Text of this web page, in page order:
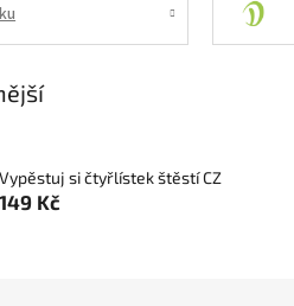
Vypěstuj si čtyřlístek štěstí CZ
149 Kč